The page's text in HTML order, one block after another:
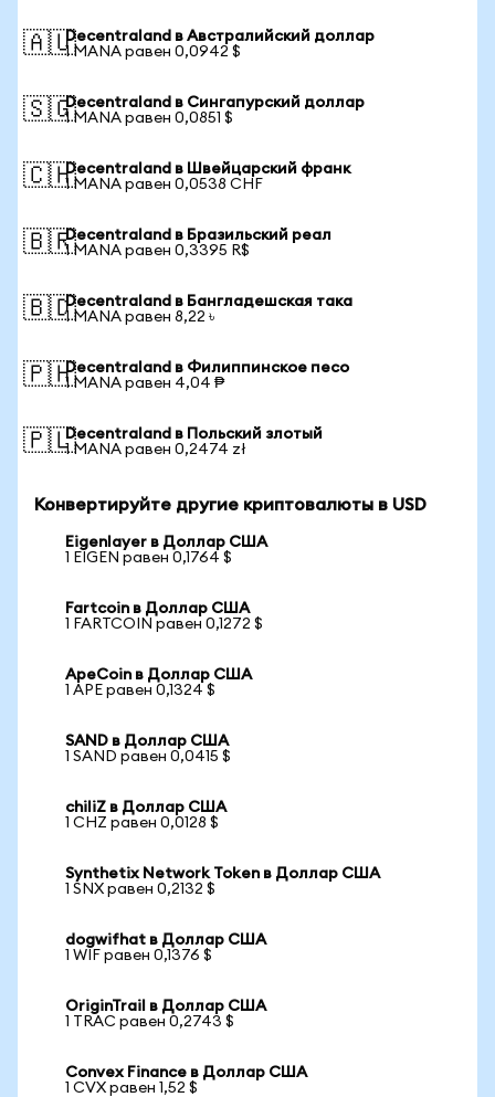
🇦🇺Decentraland в Австралийский доллар
1 MANA равен 0,0942 $
🇸🇬Decentraland в Сингапурский доллар
1 MANA равен 0,0851 $
🇨🇭Decentraland в Швейцарский франк
1 MANA равен 0,0538 CHF
🇧🇷Decentraland в Бразильский реал
1 MANA равен 0,3395 R$
🇧🇩Decentraland в Бангладешская така
1 MANA равен 8,22 ৳
🇵🇭Decentraland в Филиппинское песо
1 MANA равен 4,04 ₱
🇵🇱Decentraland в Польский злотый
1 MANA равен 0,2474 zł
Конвертируйте другие криптовалюты в USD
Eigenlayer в Доллар США
1 EIGEN равен 0,1764 $
Fartcoin в Доллар США
1 FARTCOIN равен 0,1272 $
ApeCoin в Доллар США
1 APE равен 0,1324 $
SAND в Доллар США
1 SAND равен 0,0415 $
chiliZ в Доллар США
1 CHZ равен 0,0128 $
Synthetix Network Token в Доллар США
1 SNX равен 0,2132 $
dogwifhat в Доллар США
1 WIF равен 0,1376 $
OriginTrail в Доллар США
1 TRAC равен 0,2743 $
Convex Finance в Доллар США
1 CVX равен 1,52 $